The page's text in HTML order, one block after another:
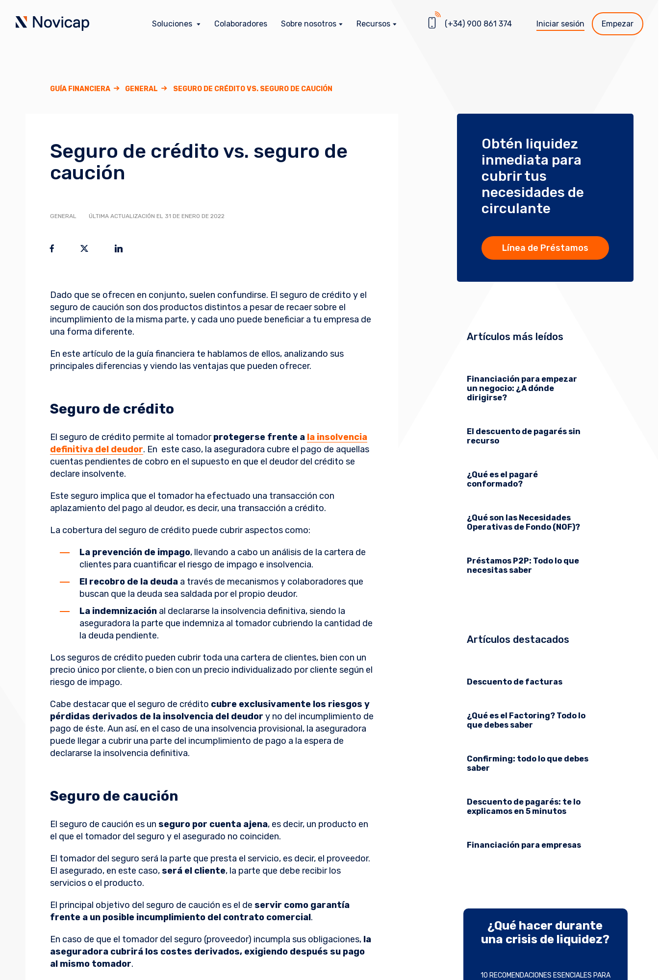
Soluciones Colaboradores Sobre nosotros Recursos (+34) 900 861 374 Iniciar sesión Empezar
GUÍA FINANCIERA GENERAL SEGURO DE CRÉDITO VS. SEGURO DE CAUCIÓN
Seguro de crédito vs. seguro de
caución
GENERAL ÚLTIMA ACTUALIZACIÓN EL 31 DE ENERO DE 2022
Dado que se ofrecen en conjunto, suelen confundirse. El seguro de crédito y el
seguro de caución son dos productos distintos a pesar de recaer sobre el
incumplimiento de la misma parte, y cada uno puede beneficiar a tu empresa de
una forma diferente.
En este artículo de la guía financiera te hablamos de ellos, analizando sus
principales diferencias y viendo las ventajas que pueden ofrecer.
Seguro de crédito
El seguro de crédito permite al tomadorprotegerse frente a la insolvencia
definitiva del deudor. En este caso, la aseguradora cubre el pago de aquellas
cuentas pendientes de cobro en el supuesto en que el deudor del crédito se
declare insolvente.
Este seguro implica que el tomador ha efectuado una transacción con
aplazamiento del pago al deudor, es decir, una transacción a crédito.
La cobertura del seguro de crédito puede cubrir aspectos como:
La prevención de impago, llevando a cabo un análisis de la cartera de
clientes para cuantificar el riesgo de impago e insolvencia.
El recobro de la deuda a través de mecanismos y colaboradores que
buscan que la deuda sea saldada por el propio deudor.
La indemnización al declararse la insolvencia definitiva, siendo la
aseguradora la parte que indemniza al tomador cubriendo la cantidad de
la deuda pendiente.
Los seguros de crédito pueden cubrir toda una cartera de clientes, bien con un
precio único por cliente, o bien con un precio individualizado por cliente según el
riesgo de impago.
Cabe destacar que el seguro de crédito cubre exclusivamente los riesgos y
pérdidas derivados de la insolvencia del deudor y no del incumplimiento de
pago de éste. Aun así, en el caso de una insolvencia provisional, la aseguradora
puede llegar a cubrir una parte del incumplimiento de pago a la espera de
declararse la insolvencia definitiva.
Seguro de caución
El seguro de caución es un seguro por cuenta ajena, es decir, un producto en
el que el tomador del seguro y el asegurado no coinciden.
El tomador del seguro será la parte que presta el servicio, es decir, el proveedor.
El asegurado, en este caso,será el cliente, la parte que debe recibir los
servicios o el producto.
El principal objetivo del seguro de caución es el de servir como garantía
frente a un posible incumplimiento del contrato comercial.
En caso de que el tomador del seguro (proveedor) incumpla sus obligaciones, la
aseguradora cubrirá los costes derivados, exigiendo después su pago
al mismo tomador.
Obtén liquidez
inmediata para
cubrir tus
necesidades de
circulante
Línea de Préstamos
Artículos más leídos
Financiación para empezar
un negocio: ¿A dónde
dirigirse?
El descuento de pagarés sin
recurso
¿Qué es el pagaré
conformado?
¿Qué son las Necesidades
Operativas de Fondo (NOF)?
Préstamos P2P: Todo lo que
necesitas saber
Artículos destacados
Descuento de facturas
¿Qué es el Factoring? Todo lo
que debes saber
Confirming: todo lo que debes
saber
Descuento de pagarés: te lo
explicamos en 5 minutos
Financiación para empresas
¿Qué hacer durante
una crisis de liquidez?
10 RECOMENDACIONES ESENCIALES PARA